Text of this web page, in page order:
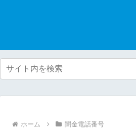
ホーム 闇金電話番号